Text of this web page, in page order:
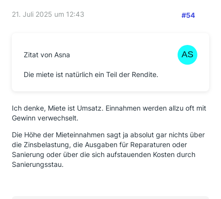
21. Juli 2025 um 12:43 #54
Zitat von Asna
Die miete ist natürlich ein Teil der Rendite.
Ich denke, Miete ist Umsatz. Einnahmen werden allzu oft mit
Gewinn verwechselt.
Die Höhe der Mieteinnahmen sagt ja absolut gar nichts über
die Zinsbelastung, die Ausgaben für Reparaturen oder
Sanierung oder über die sich aufstauenden Kosten durch
Sanierungsstau.